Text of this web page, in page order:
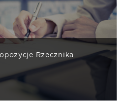
Rzecznika